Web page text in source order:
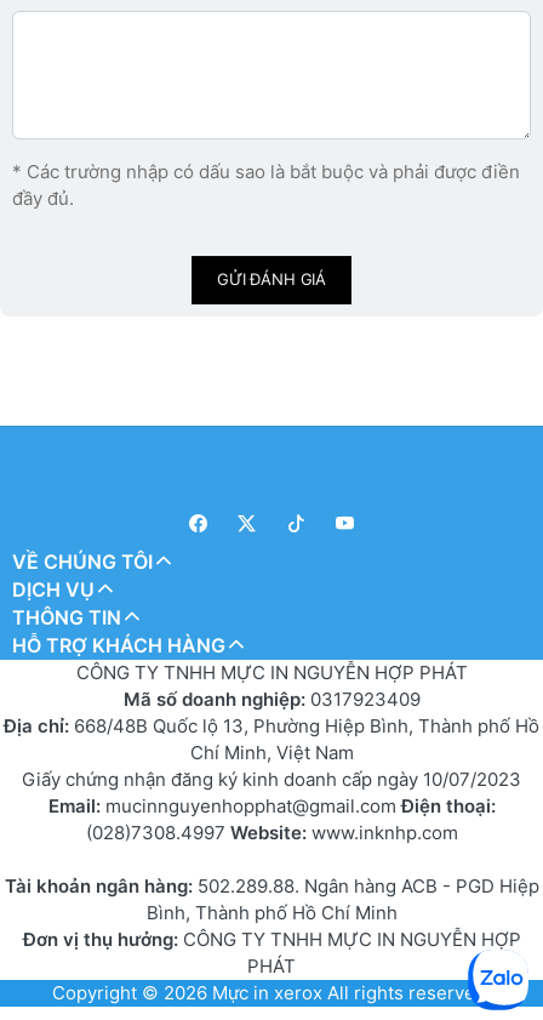
* Các trường nhập có dấu sao là bắt buộc và phải được điền
đầy đủ.
GỬI ĐÁNH GIÁ
VỀ CHÚNG TÔI
DỊCH VỤ
THÔNG TIN
HỖ TRỢ KHÁCH HÀNG
CÔNG TY TNHH MỰC IN NGUYỄN HỢP PHÁT
Mã số doanh nghiệp: 0317923409
Địa chỉ: 668/48B Quốc lộ 13, Phường Hiệp Bình, Thành phố Hồ
Chí Minh, Việt Nam
Giấy chứng nhận đăng ký kinh doanh cấp ngày 10/07/2023
Email: mucinnguyenhopphat@gmail.comĐiện thoại:
(028)7308.4997 Website: www.inknhp.com
Tài khoản ngân hàng: 502.289.88. Ngân hàng ACB - PGD Hiệp
Bình, Thành phố Hồ Chí Minh
Đơn vị thụ hưởng:CÔNG TY TNHH MỰC IN NGUYỄN HỢP
PHÁT
Copyright © 2026 Mực in xerox All rights reserved.